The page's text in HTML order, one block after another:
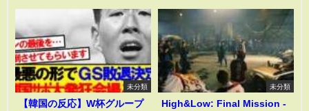
未分類
【韓国の反応】W杯グループ
未分類
High&Low: Final Mission -